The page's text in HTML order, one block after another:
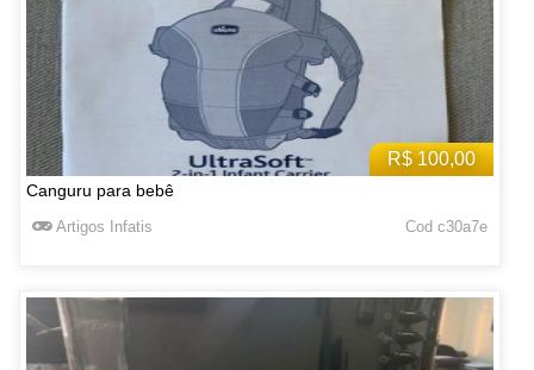
R$ 100,00
Canguru para bebê
Artigos Infatis Cod c30a7e